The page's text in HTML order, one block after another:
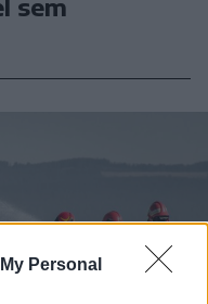
Personal
sem